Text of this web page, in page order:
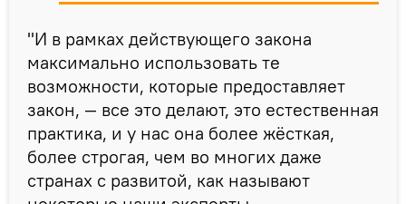
"И в рамках действующего закона
максимально использовать те
возможности, которые предоставляет
закон, — все это делают, это естественная
практика, и у нас она более жёсткая,
более строгая, чем во многих даже
странах с развитой, как называют